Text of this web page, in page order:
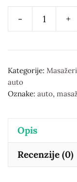
- +
Kategorije:
auto
Oznake: auto,
Opis
Recenzije (0)